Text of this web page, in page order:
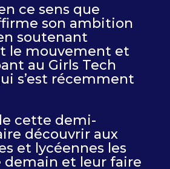
ce sens que
son ambition
soutenant
le mouvement et
au Girls Tech
s’est récemment
cette demi-
découvrir aux
et lycéennes les
demain et leur faire